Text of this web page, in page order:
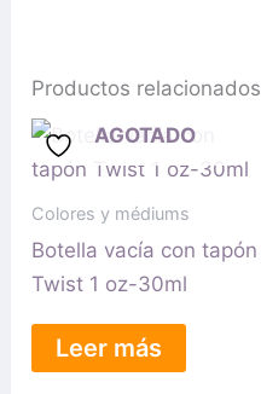
Productos relacionados
AGOTADO
Colores y médiums
Botella vacía con tapón
Twist 1 oz-30ml
Leer más